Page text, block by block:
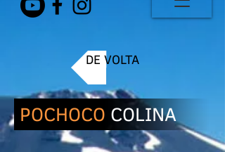
DE VOLTA
POCHOCO COLINA